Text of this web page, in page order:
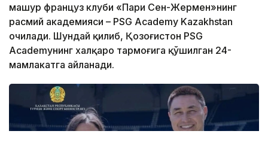
машҳур француз клуби «Пари Сен-Жермен»нинг
расмий академияси – PSG Academy Kazakhstan
очилади. Шундай қилиб, Қозоғистон PSG
Academyнинг халқаро тармоғига қўшилган 24-
мамлакатга айланади.